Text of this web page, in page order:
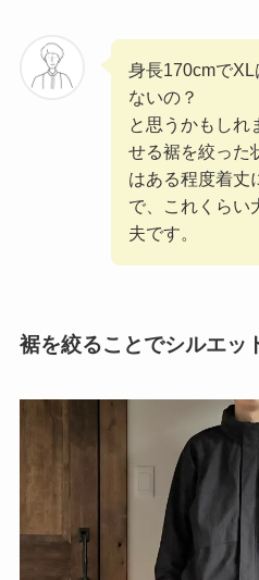
身長170cmで
ないの？
と思うかもしれ
せる裾を絞った
はある程度着丈
で、これくらい
夫です。
裾を絞ることでシルエッ